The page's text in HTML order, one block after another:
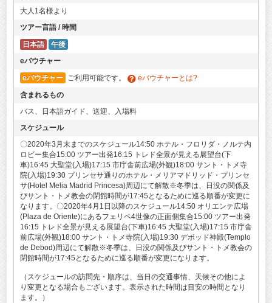
大人1名様より
ツアー言語 / 時間
日本語
午後
eバウチャー
eバウチャー ご利用可能です。
eバウチャーとは?
含まれるもの
バス、日本語ガイド、送迎、入場料
スケジュール
〇2020年3月末までのスケジュール14:50 ホテル・フロリダ・ノルテ内
ロビー集合15:00 ツアー出発16:15 トレド全景が見える展望台(下
車)16:45 大聖堂(入場)17:15 市庁舎前広場(外観)18:00 サント・トメ寺
院(入場)19:30 プリンセサ通りのホテル・メリアマドリッド・プリンセ
サ(Hotel Melia Madrid Princesa)周辺にて解散※冬季は、日没の関係及
びサント・トメ教会の閉館時間が17:45となるために巡る順番が変更に
なります。〇2020年4月1日以降のスケジュール14:50 オリエンテ広場
(Plaza de Oriente)にあるフェリペ4世像の正面側集合15:00 ツアー出発
16:15 トレド全景が見える展望台(下車)16:45 大聖堂(入場)17:15 市庁舎
前広場(外観)18:00 サント・トメ寺院(入場)19:30 デボッド神殿(Templo
de Debod)周辺にて解散※冬季は、日没の関係及びサント・トメ教会の
閉館時間が17:45となるために巡る順番が変更になります。
（スケジュールの訪問先・順序は、当日の交通事情、天候その他によ
り変更となる場合もございます。表示された時間は目安の時間となり
ます。）